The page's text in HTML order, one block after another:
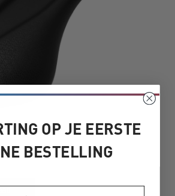
OP JE EERSTE
BESTELLING